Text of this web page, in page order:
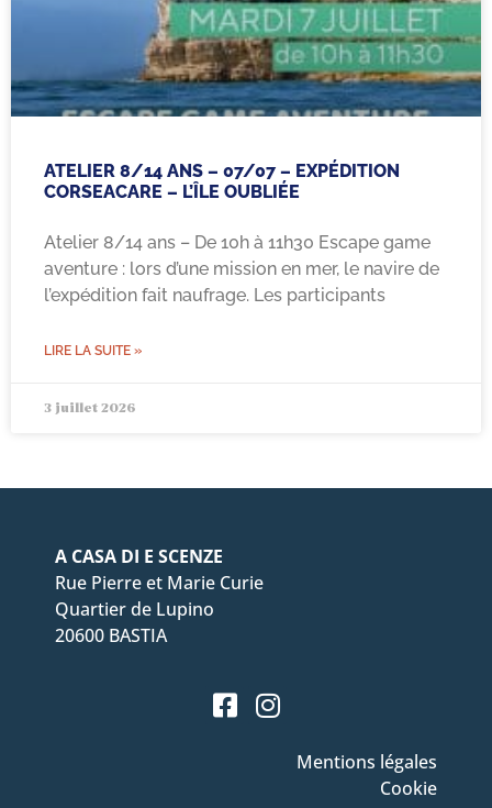
ATELIER 8/14 ANS – 07/07 – EXPÉDITION
CORSEACARE – L’ÎLE OUBLIÉE
Atelier 8/14 ans – De 10h à 11h30 Escape game
aventure : lors d’une mission en mer, le navire de
l’expédition fait naufrage. Les participants
LIRE LA SUITE »
3 juillet 2026
A CASA DI E SCENZE
Rue Pierre et Marie Curie
Quartier de Lupino
20600 BASTIA
Mentions légales
Cookie